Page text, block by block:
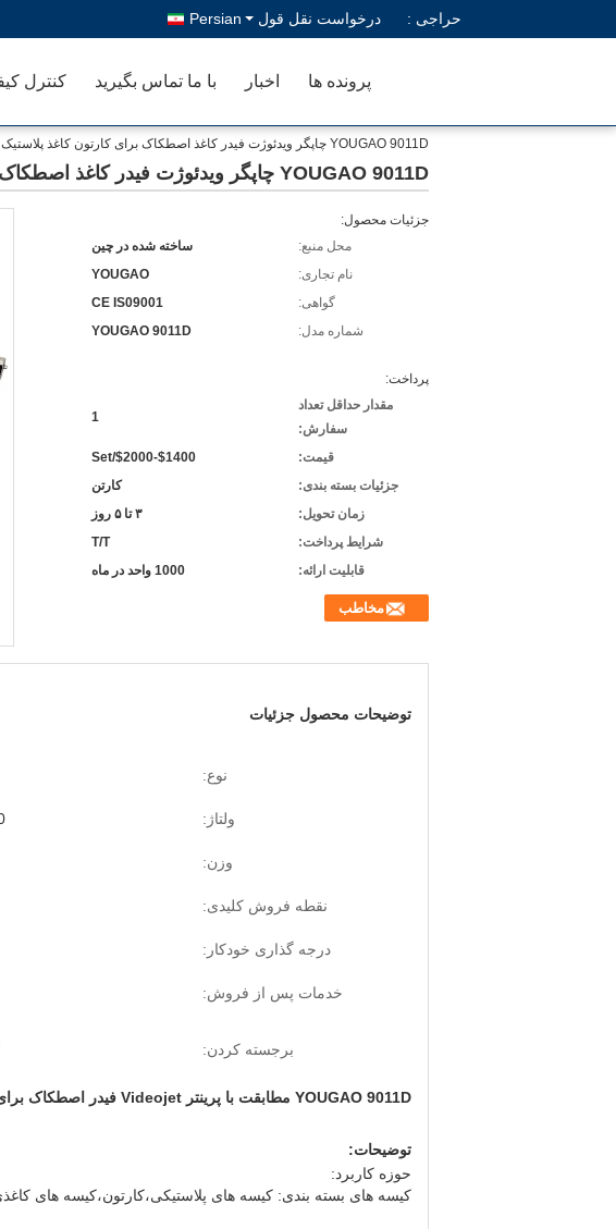
حراجی : درخواست نقل قول Persian
کنترل با ما تماس بگیرید اخبار پرونده ها
YOUGAO 9011D چاپگر ویدئوژت فیدر کاغذ اصطکاک برای کارتون کاغذ پلاستیک
YOUGAO 9011D چاپگر ویدئوژت فیدر کاغذ اصطکاک برای کارتون کاغذ پلاستیک
جزئیات محصول:
محل منبع:
ساخته شده در چین
نام تجاری:
YOUGAO
گواهی:
CE IS09001
شماره مدل:
YOUGAO 9011D
پرداخت:
مقدار حداقل تعداد
سفارش:
1
قیمت:
$1400-$2000/Set
جزئیات بسته بندی:
کارتن
زمان تحویل:
۳ تا ۵ روز
شرایط پرداخت:
T/T
قابلیت ارائه:
1000 واحد در ماه
مخاطب
توضیحات محصول جزئیات
نوع:
ولتاژ:
وزن:
نقطه فروش کلیدی:
درجه گذاری خودکار:
خدمات پس از فروش:
برجسته کردن:
YOUGAO 9011D مطابقت با پرینتر Videojet فیدر اصطکاک برای کارتون / کاغذ / پلاستیک
توضیحات:
حوزه کاربرد:
کیسه های بسته بندی: کیسه های پلاستیکی،کارتون،کیسه های